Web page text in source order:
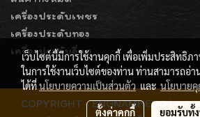
เครื่องประดับเพชร
เครื่องประดับทอง
เครื่องประดับอื่นๆ
COPYRIGHT - ENGNAMHENG | รูป
เว็บไซต์นี้มีการใช้งานคุกกี้ เพื่อเพิ่มประสิทธิ
ในการใช้งานเว็บไซต์ของท่าน ท่านสามารถอ่า
ได้ที่นโยบายความเป็นส่วนตัวและนโยบาย
ตั้งค่าคุกกี้ ยอมรับทั้